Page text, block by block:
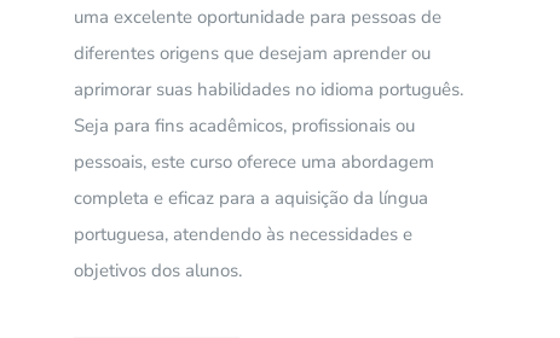
uma excelente oportunidade para pessoas de
diferentes origens que desejam aprender ou
aprimorar suas habilidades no idioma português.
Seja para fins acadêmicos, profissionais ou
pessoais, este curso oferece uma abordagem
completa e eficaz para a aquisição da língua
portuguesa, atendendo às necessidades e
objetivos dos alunos.